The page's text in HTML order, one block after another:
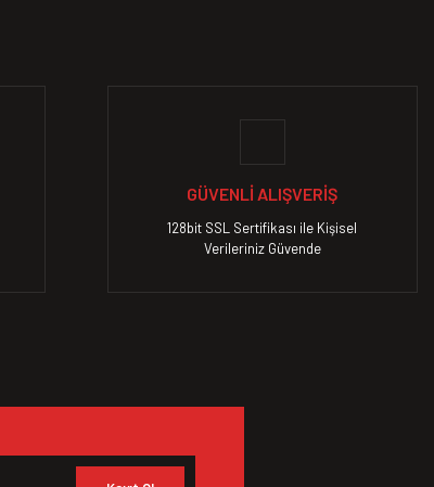
GÜVENLİ ALIŞVERİŞ
128bit SSL Sertifikası ile Kişisel
Verileriniz Güvende